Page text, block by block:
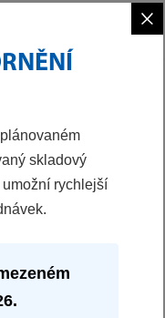
TEPELNÝM
×
skladový
rychlejší